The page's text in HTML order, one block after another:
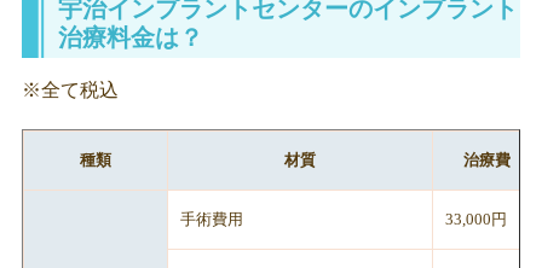
宇治インプラントセンターのインプラント
治療料金は？
※全て税込
種類 材質 治療費
手術費用 33,000円